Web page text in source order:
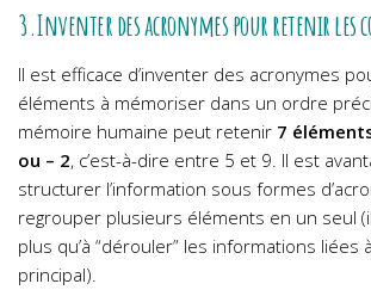
3.Inventer des acronymes pour retenir les
Il est efficace d’inventer des acronymes
éléments à mémoriser dans un ordre
mémoire humaine peut retenir 7
ou – 2, c’est-à-dire entre 5 et 9. Il est
structurer l’information sous formes
regrouper plusieurs éléments en un seul
plus qu’à “dérouler” les informations liées
principal).